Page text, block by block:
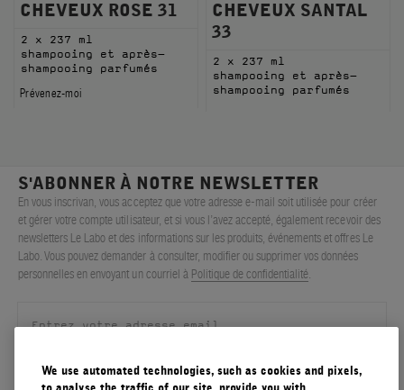
CHEVEUX ROSE 31
2 x 237 ml
shampooing et après-
shampooing parfumés
Prévenez-moi
CHEVEUX SANTAL
33
2 x 237 ml
shampooing et après-
shampooing parfumés
S'ABONNER À NOTRE NEWSLETTER
En vous inscrivan, vous acceptez que votre adresse e-mail soit utilisée pour créer
et gérer votre compte utilisateur, et si vous l’avez accepté, également recevoir des
newsletters Le Labo et des informations sur les produits, événements et offres Le
Labo. Vous pouvez demander à consulter, modifier ou supprimer vos données
personnelles en envoyant un courriel à Politique de confidentialité
S'ENREGISTRER
We use automated technologies, such as cookies and pixels,